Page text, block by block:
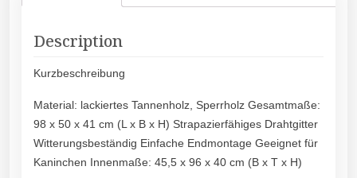
Description
Kurzbeschreibung
Material: lackiertes Tannenholz, Sperrholz Gesamtmaße:
98 x 50 x 41 cm (L x B x H) Strapazierfähiges Drahtgitter
Witterungsbeständig Einfache Endmontage Geeignet für
Kaninchen Innenmaße: 45,5 x 96 x 40 cm (B x T x H)